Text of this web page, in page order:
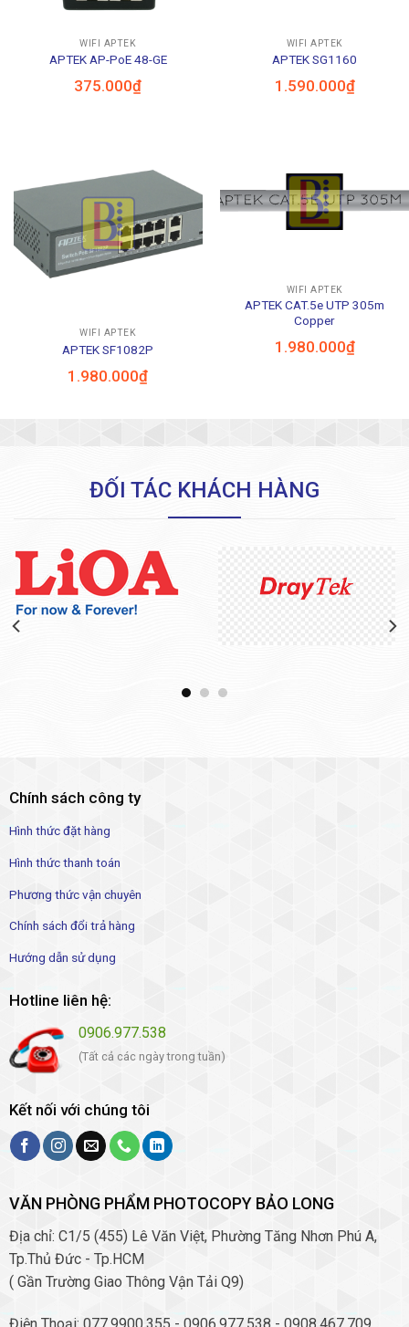
WIFI APTEK
APTEK AP-PoE 48-GE
375.000₫
WIFI APTEK
APTEK SG1160
1.590.000₫
WIFI APTEK
APTEK SF1082P
1.980.000₫
WIFI APTEK
APTEK CAT.5e UTP 305m
Copper
1.980.000₫
ĐỐI TÁC KHÁCH HÀNG
Chính sách công ty
Hình thức đặt hàng
Hình thức thanh toán
Phương thức vận chuyên
Chính sách đổi trả hàng
Hướng dẫn sử dụng
Hotline liên hệ:
0906.977.538
(Tất cả các ngày trong tuần)
Kết nối với chúng tôi
VĂN PHÒNG PHẨM PHOTOCOPY BẢO LONG
Địa chỉ: C1/5 (455) Lê Văn Việt, Phường Tăng Nhơn Phú A,
Tp.Thủ Đức - Tp.HCM
( Gần Trường Giao Thông Vận Tải Q9)